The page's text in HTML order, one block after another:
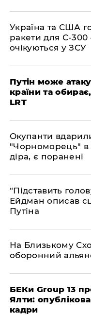
​Україна та США
ракети для С-300
очікуються у ЗСУ
​Путін може
країни та
LRT
​Окупанти
"Чорноморець" в
діра, є поранені
​“Підставить
Ейдман описав
Путіна
На Близькому
оборонний
БЕКи Group 13
Ялти:
кадри